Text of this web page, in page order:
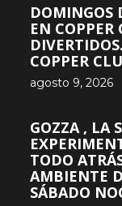
DOMINGOS
EN
COPPER
agosto 9, 2026
GOZZA , LA
TODO
AMBIENTE
SÁBADO